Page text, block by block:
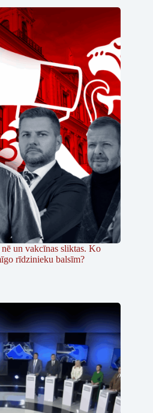
un vakcīnas sliktas. Ko
rīdzinieku balsīm?